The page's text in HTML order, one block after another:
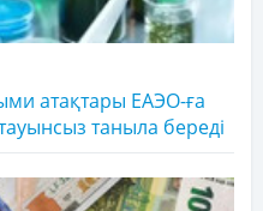
атақтары ЕАЭО-ға
таныла береді